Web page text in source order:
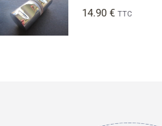
14.90 € TTC